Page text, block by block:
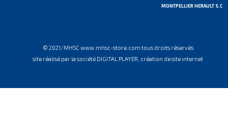
MONTPELLIER HERAULT S.C
© 2021/MHSC www.mhsc-store.com tous droits réservés
site réalisé par la société DIGITAL PLAYER, création de site internet